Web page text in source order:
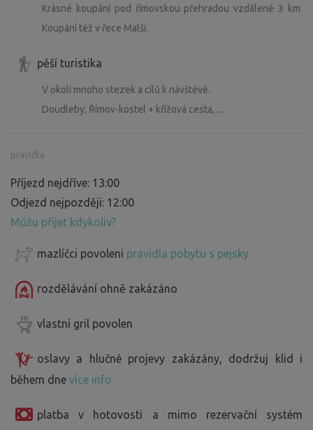
Krásné koupání pod římovskou přehradou vzdálené 3 km.
Koupání též v řece Malši.
pěší turistika
V okolí mnoho stezek a cílů k návštěvě.
Doudleby, Římov-kostel + křížová cesta, ....
pravidla
Příjezd nejdříve: 13:00
Odjezd nejpozději: 12:00
Můžu přijet kdykoliv?
mazlíčci povoleni pravidla pobytu s pejsky
rozdělávání ohně zakázáno
vlastní gril povolen
oslavy a hlučné projevy zakázány, dodržuj klid i
během dne více info
platba v hotovosti a mimo rezervační systém